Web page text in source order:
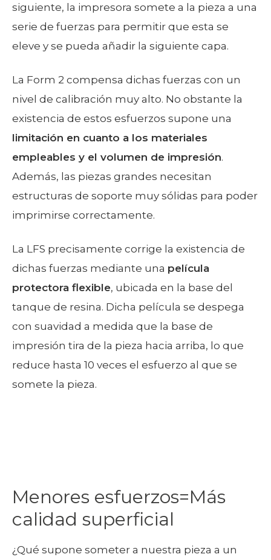
siguiente, la impresora somete a la pieza a una
serie de fuerzas para permitir que esta se
eleve y se pueda añadir la siguiente capa.
La Form 2 compensa dichas fuerzas con un
nivel de calibración muy alto. No obstante la
existencia de estos esfuerzos supone una
limitación en cuanto a los materiales
empleables y el volumen de impresión.
Además, las piezas grandes necesitan
estructuras de soporte muy sólidas para poder
imprimirse correctamente.
La LFS precisamente corrige la existencia de
dichas fuerzas mediante una película
protectora flexible, ubicada en la base del
tanque de resina. Dicha película se despega
con suavidad a medida que la base de
impresión tira de la pieza hacia arriba, lo que
reduce hasta 10 veces el esfuerzo al que se
somete la pieza.
Menores esfuerzos=Más
calidad superficial
¿Qué supone someter a nuestra pieza a un